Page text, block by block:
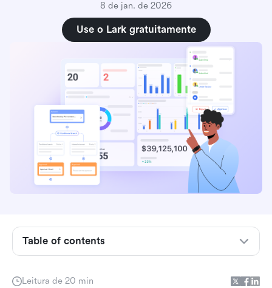
8 de jan. de 2026
Use o Lark gratuitamente
Leitura de 20 min
Table of contents
Por que a gestão de cotações é importante